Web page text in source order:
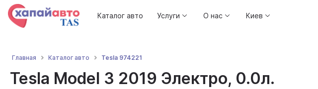
Каталог авто Услуги О нас Киев
Главная Каталог авто Tesla 974221
Tesla Model 3 2019 Электро, 0.0л.